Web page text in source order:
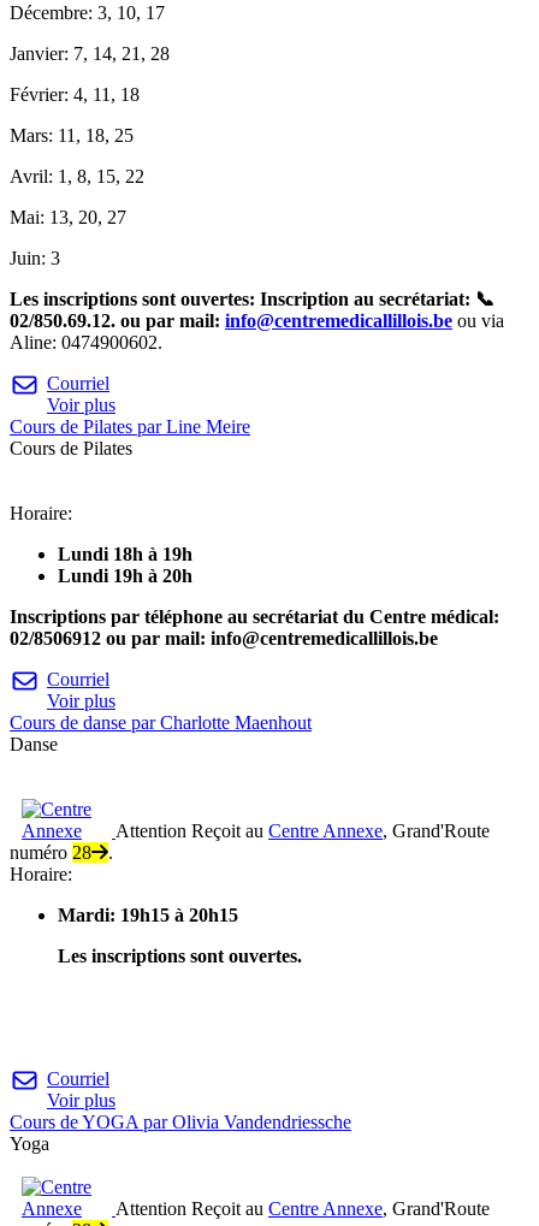
Décembre: 3, 10, 17
Janvier: 7, 14, 21, 28
Février: 4, 11, 18
Mars: 11, 18, 25
Avril: 1, 8, 15, 22
Mai: 13, 20, 27
Juin: 3
Les inscriptions sont ouvertes: Inscription au secrétariat: 📞
02/850.69.12. ou par mail: info@centremedicallillois.be ou via
Aline: 0474900602.
Courriel
Voir plus
Cours de Pilates par Line Meire
Cours de Pilates
Horaire:
Lundi 18h à 19h
Lundi 19h à 20h
Inscriptions par téléphone au secrétariat du Centre médical:
02/8506912 ou par mail: info@centremedicallillois.be
Courriel
Voir plus
Cours de danse par Charlotte Maenhout
Danse
Attention Reçoit au Centre Annexe, Grand'Route
numéro 28
.
Horaire:
Mardi: 19h15 à 20h15
Les inscriptions sont ouvertes.
Courriel
Voir plus
Cours de YOGA par Olivia Vandendriessche
Yoga
Attention Reçoit au Centre Annexe, Grand'Route